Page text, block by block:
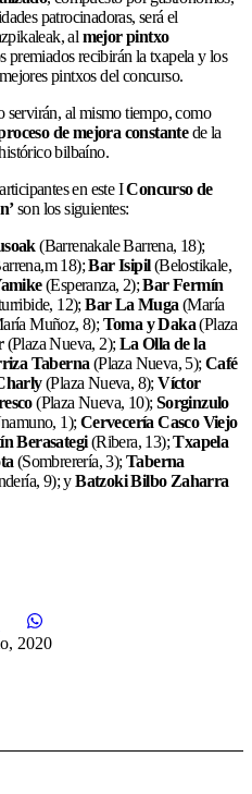
patrocinadoras, será el
al mejor pintxo
premiados recibirán la txapela y los
pintxos del concurso.
servirán, al mismo tiempo, como
de mejora constantede la
bilbaíno.
en este IConcurso de
son los siguientes:
(Barrenakale Barrena, 18);
18);Bar Isipil(Belostikale,
(Esperanza, 2);Bar Fermín
12);Bar La Muga (María
Muñoz, 8); Toma y Daka(Plaza
(Plaza Nueva, 2); La Olla de la
Taberna (Plaza Nueva, 5);Café
(Plaza Nueva, 8);Víctor
(Plaza Nueva, 10); Sorginzulo
1); Cervecería Casco Viejo
Berasategi(Ribera, 13);Txapela
(Sombrerería, 3);Taberna
9); yBatzoki Bilbo Zaharra
Compartir
en
Email
en
2020